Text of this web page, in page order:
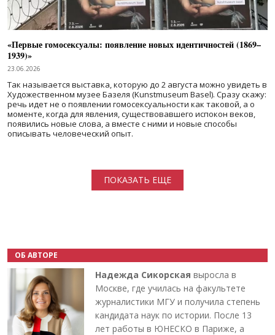
«Первые гомосексуалы: появление новых идентичностей (1869–
1939)»
23.06.2026
Так называется выставка, которую до 2 августа можно увидеть в
Художественном музее Базеля (Kunstmuseum Basel). Сразу скажу:
речь идет не о появлении гомосексуальности как таковой, а о
моменте, когда для явления, существовавшего испокон веков,
появились новые слова, а вместе с ними и новые способы
описывать человеческий опыт.
ПОКАЗАТЬ ЕЩЕ
ОБ АВТОРЕ
Надежда Сикорская выросла в
Москве, где училась на факультете
журналистики МГУ и получила степень
кандидата наук по истории. После 13
лет работы в ЮНЕСКО в Париже, а